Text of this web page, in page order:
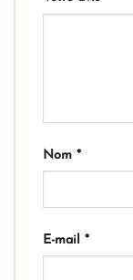
Nom *
E-mail *